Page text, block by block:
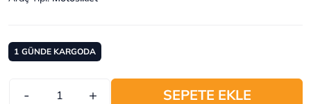
1 GÜNDE KARGODA
- + SEPETE EKLE